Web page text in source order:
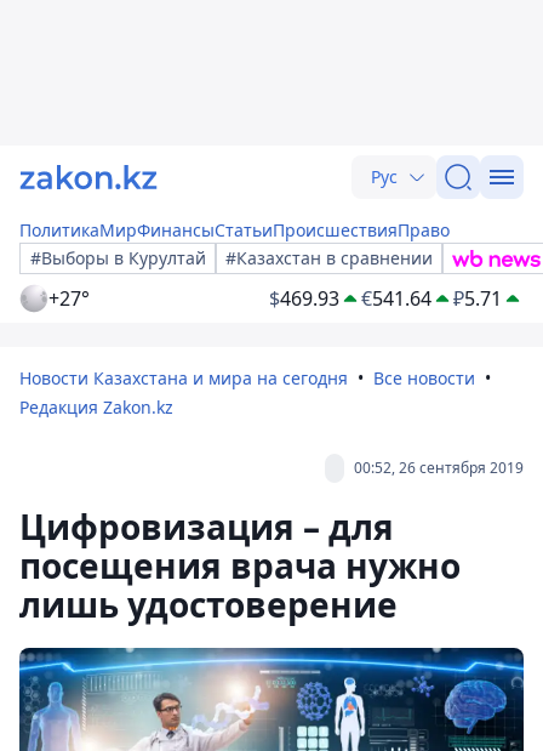
Рус
ПолитикаМирФинансыСтатьиПроисшествияПраво
#Выборы в Курултай
#Казахстан в сравнении
+27° $469.93 €541.64 ₽5.71
Новости Казахстана и мира на сегодня
Все новости
Редакция Zakon.kz
00:52, 26 сентября 2019
Цифровизация – для
посещения врача нужно
лишь удостоверение